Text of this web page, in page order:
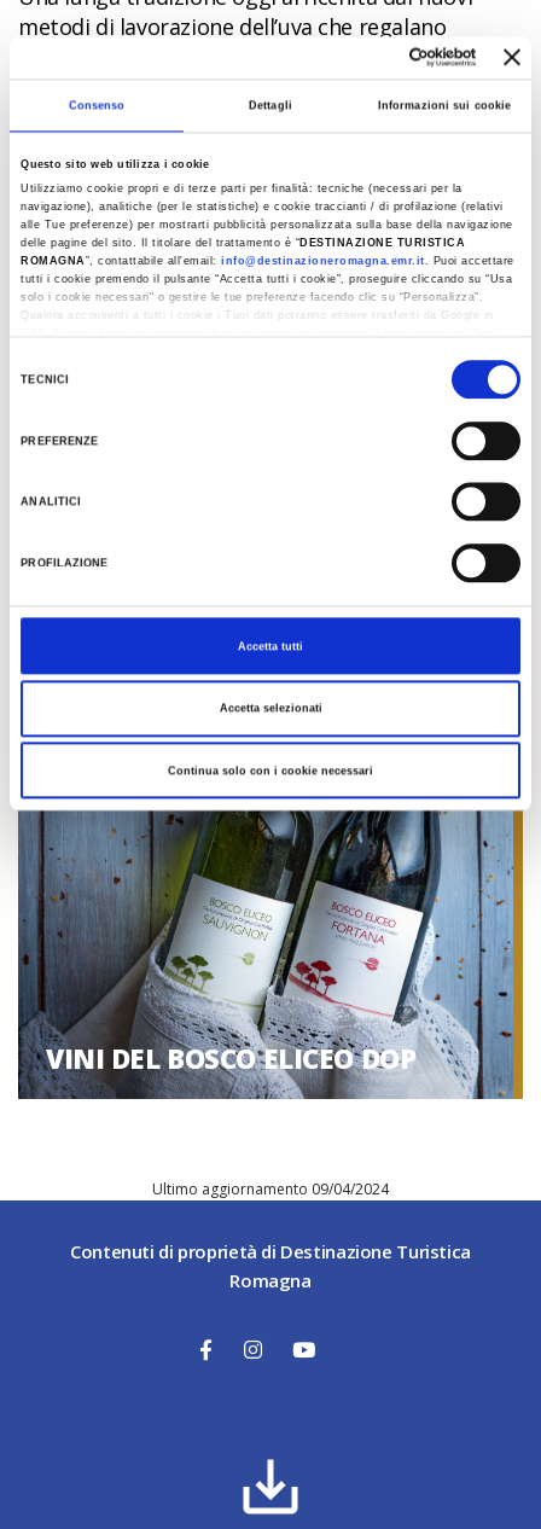
Consenso Dettagli Informazioni sui cookie
Questo sito web utilizza i cookie
Utilizziamo cookie propri e di terze parti per finalità: tecniche (necessari per la
navigazione), analitiche (per le statistiche) e cookie traccianti / di profilazione (relativi
alle Tue preferenze) per mostrarti pubblicità personalizzata sulla base della navigazione
delle pagine del sito. Il titolare del trattamento è “ DESTINAZIONE TURISTICA
ROMAGNA”, contattabile all'email:info@destinazioneromagna.emr.it. Puoi accettare
tutti i cookie premendo il pulsante “Accetta tutti i cookie”, proseguire cliccando su “Usa
solo i cookie necessari" o gestire le tue preferenze facendo clic su “Personalizza”.
Qualora acconsenti a tutti i cookie i Tuoi dati potranno essere trasferiti da Google in
TECNICI
PREFERENZE
ANALITICI
PROFILAZIONE
Accetta tutti
Accetta selezionati
Continua solo con i cookie necessari
metodi di lavorazione dell’uva che regalano
Trova e prenota la tua esperienza
VINI DOP DELLA ROMAGNA
VINI DEL BOSCO ELICEO DOP
Ultimo aggiornamento 09/04/2024
Contenuti di proprietà di Destinazione Turistica
Romagna